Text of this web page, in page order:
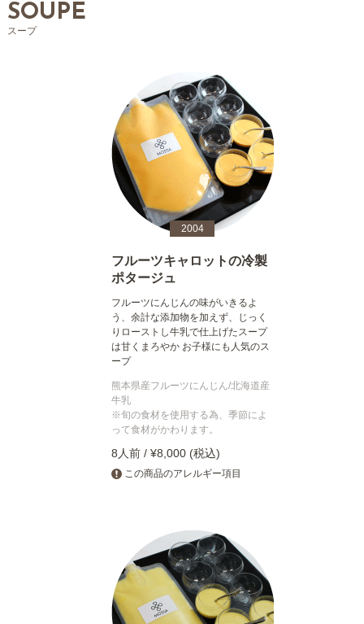
SOUPE
スープ
2004
フルーツキャロットの冷製
ポタージュ
フルーツにんじんの味がいきるよ
う、余計な添加物を加えず、じっく
りローストし牛乳で仕上げたスープ
は甘くまろやか お子様にも人気のス
ープ
熊本県産フルーツにんじん/北海道産
牛乳
※旬の食材を使用する為、季節によ
って食材がかわります。
8人前 / ¥8,000 (税込)
この商品のアレルギー項目